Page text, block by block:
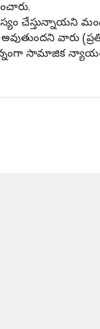
చేస్తున్నాయని
వారు
సామాజిక